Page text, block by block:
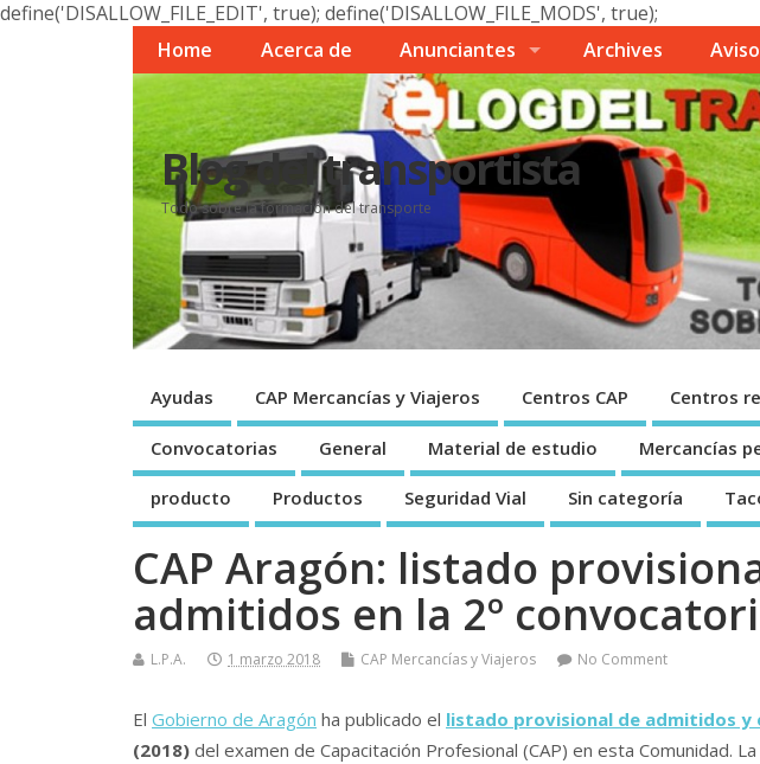
define('DISALLOW_FILE_EDIT', true); define('DISALLOW_FILE_MODS', true);
Home
Acerca de Anunciantes Archives
Blog del transportista
Todo sobre la formación del transporte
Ayudas CAP Mercancí­as y Viajeros Centros CAP Centros
Convocatorias General Material de estudio Mercancí­as
producto Productos Seguridad Vial Sin categorí­a
CAP Aragón: listado
admitidos en la 2º
L.P.A. 1 marzo 2018 CAP Mercancí­as y Viajeros No Comment
El Gobierno de Aragón ha publicado el listado provisional de admitidos y
(2018) del examen de Capacitación Profesional (CAP) en esta Comunidad.